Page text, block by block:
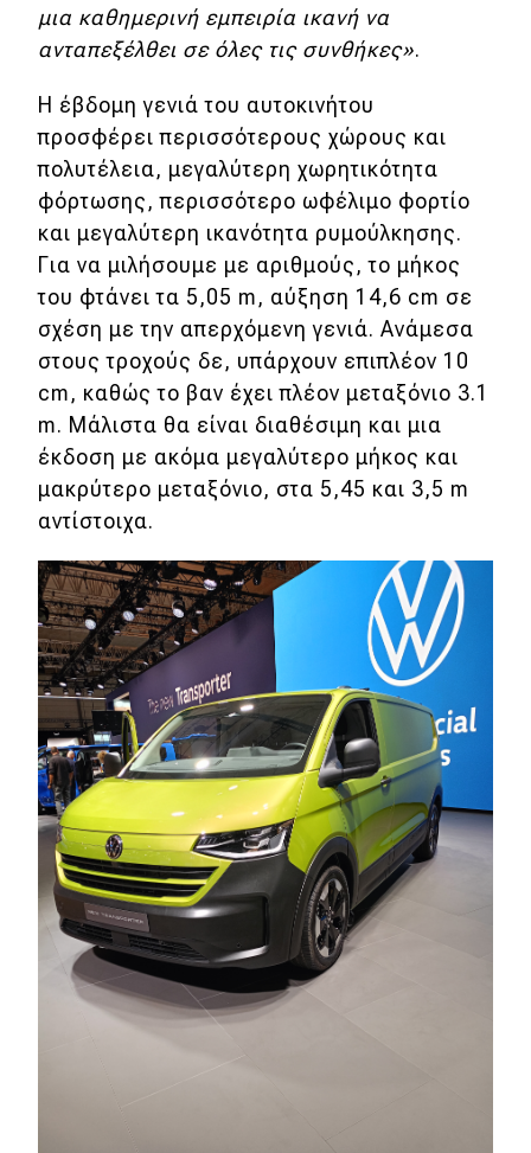
μια καθημερινή εμπειρία ικανή να
ανταπεξέλθει σε όλες τις συνθήκες».
Η έβδομη γενιά του αυτοκινήτου
προσφέρει περισσότερους χώρους και
πολυτέλεια, μεγαλύτερη χωρητικότητα
φόρτωσης, περισσότερο ωφέλιμο φορτίο
και μεγαλύτερη ικανότητα ρυμούλκησης.
Για να μιλήσουμε με αριθμούς, το μήκος
του φτάνει τα 5,05 m, αύξηση 14,6 cm σε
σχέση με την απερχόμενη γενιά. Ανάμεσα
στους τροχούς δε, υπάρχουν επιπλέον 10
cm, καθώς το βαν έχει πλέον μεταξόνιο 3.1
m. Μάλιστα θα είναι διαθέσιμη και μια
έκδοση με ακόμα μεγαλύτερο μήκος και
μακρύτερο μεταξόνιο, στα 5,45 και 3,5 m
αντίστοιχα.